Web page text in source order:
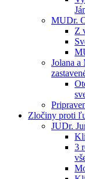
MUDr.
Z
Jolana a
Zločiny proti
JUDr.
3